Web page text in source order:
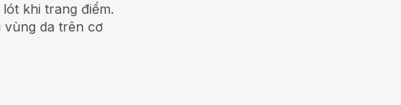
khi trang điểm.
da trên cơ